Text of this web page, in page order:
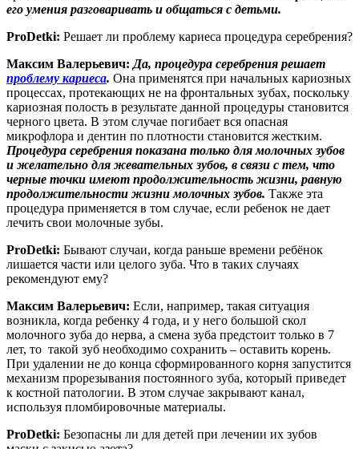
его умения разговаривать и общаться с детьми.
ProDetki: Решает ли проблему кариеса процедура серебрения?
Максим Валерьевич: Да, процедура серебрения решает
проблему кариеса. Она применятся при начальных кариозных
процессах, протекающих не на фронтальных зубах, поскольку
кариозная полость в результате данной процедуры становится
черного цвета. В этом случае погибает вся опасная
микрофлора и дентин по плотности становится жестким.
Процедура серебрения показана только для молочных зубов
и желательно для жевательных зубов, в связи с тем, что
черные точки имеют продолжительность жизни, равную
продолжительности жизни молочных зубов. Также эта
процедура применяется в том случае, если ребенок не дает
лечить свои молочные зубы.
ProDetki: Бывают случаи, когда раньше времени ребёнок
лишается части или целого зуба. Что в таких случаях
рекомендуют ему?
Максим Валерьевич: Если, например, такая ситуация
возникла, когда ребенку 4 года, и у него большой скол
молочного зуба до нерва, а смена зуба предстоит только в 7
лет, то такой зуб необходимо сохранить – оставить корень.
При удалении не до конца сформированного корня запустится
механизм прорезывания постоянного зуба, который приведет
к костной патологии. В этом случае закрывают канал,
используя пломбировочные материалы.
ProDetki: Безопасны ли для детей при лечении их зубов